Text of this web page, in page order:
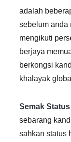
adalah
sebelum anda
mengikuti
berjaya
berkongsi
khalayak
Semak
sebarang
sahkan status